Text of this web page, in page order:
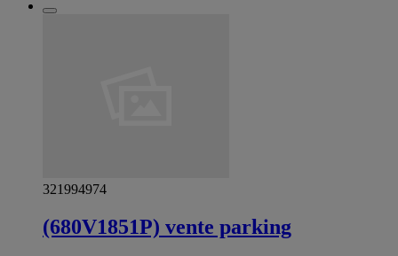
321994974
(680V1851P) vente parking